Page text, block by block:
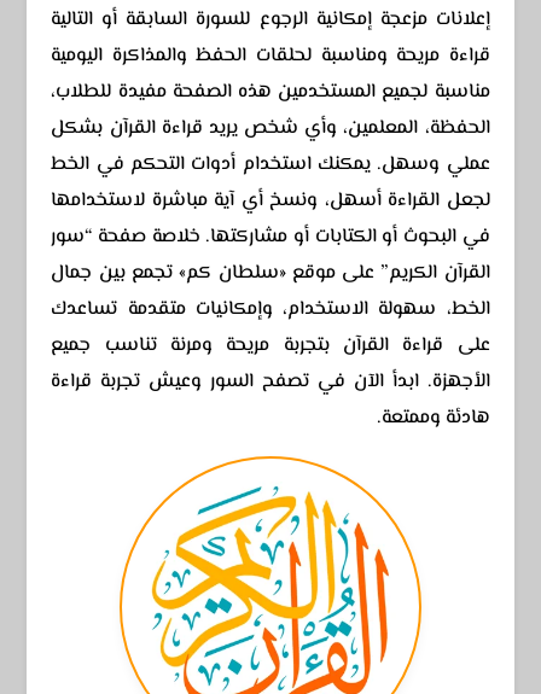
إعلانات مزعجة إمكانية الرجوع للسورة السابقة أو التالية
قراءة مريحة ومناسبة لحلقات الحفظ والمذاكرة اليومية
مناسبة لجميع المستخدمين هذه الصفحة مفيدة للطلاب،
الحفظة، المعلمين، وأي شخص يريد قراءة القرآن بشكل
عملي وسهل. يمكنك استخدام أدوات التحكم في الخط
لجعل القراءة أسهل، ونسخ أي آية مباشرة لاستخدامها
في البحوث أو الكتابات أو مشاركتها. خلاصة صفحة “سور
القرآن الكريم” على موقع «سلطان كم» تجمع بين جمال
الخط، سهولة الاستخدام، وإمكانيات متقدمة تساعدك
على قراءة القرآن بتجربة مريحة ومرنة تناسب جميع
الأجهزة. ابدأ الآن في تصفح السور وعيش تجربة قراءة
هادئة وممتعة.